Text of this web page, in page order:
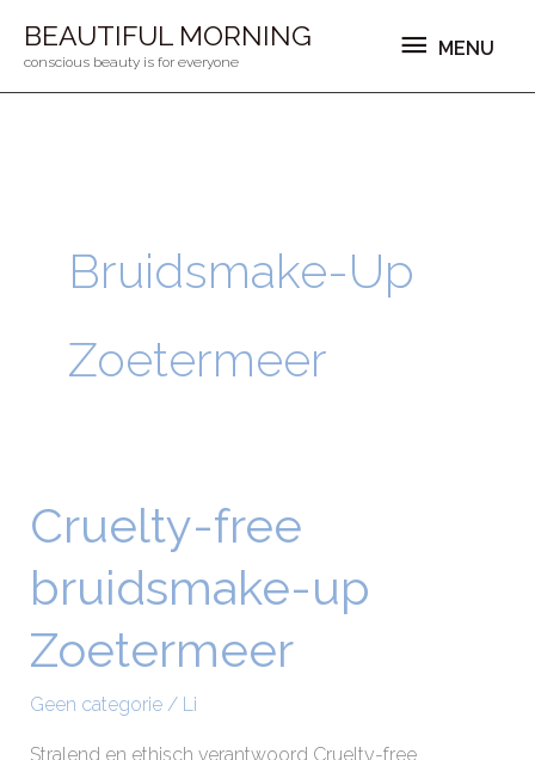
naarBEAUTIFUL MORNING
conscious beauty is for everyone
MENU
MENU
Bruidsmake-Up
Zoetermeer
Cruelty-free
bruidsmake-up
Zoetermeer
Geen categorie/ Li
Stralend en ethisch verantwoord Cruelty-free
Cruelty-
free
bruidsmake-
Zoetermeer